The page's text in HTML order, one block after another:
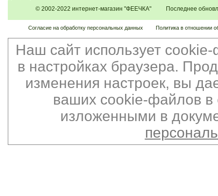
© 2002-2022 интернет-магазин "ФЕЕЧКА" Последнее
Согласие на обработку персональных данных Политика в отношении
Наш сайт использует
в настройках браузера.
изменения настроек, вы
ваших cookie-файлов в
изложенными в